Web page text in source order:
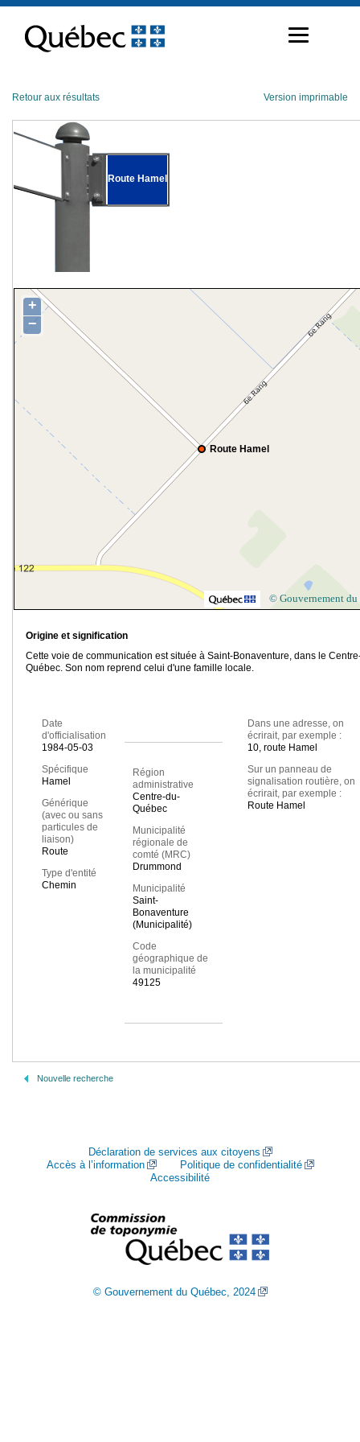
contenu
Retour aux résultats Version imprimable
Route Hamel
Route Hamel
+
−
© Gouvernement du
Origine et signification
Cette voie de communication est située à Saint-Bonaventure, dans le
Québec. Son nom reprend celui d'une famille locale.
Date
d'officialisation
1984-05-03
Spécifique
Hamel
Générique
(avec ou sans
particules de
liaison)
Route
Type d'entité
Chemin
Région
administrative
Centre-du-
Québec
Municipalité
régionale de
comté (MRC)
Drummond
Municipalité
Saint-
Bonaventure
(Municipalité)
Code
géographique de
la municipalité
49125
Dans une adresse, on
écrirait, par exemple :
10, route Hamel
Sur un panneau de
signalisation routière, on
écrirait, par exemple :
Route Hamel
Nouvelle recherche
Déclaration de services aux citoyens
Accès à l’information
Politique de confidentialité
Accessibilité
© Gouvernement du Québec, 2024